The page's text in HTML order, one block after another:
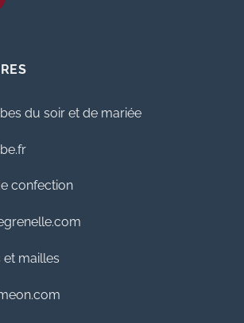
du soir et de mariée
confection
mailles